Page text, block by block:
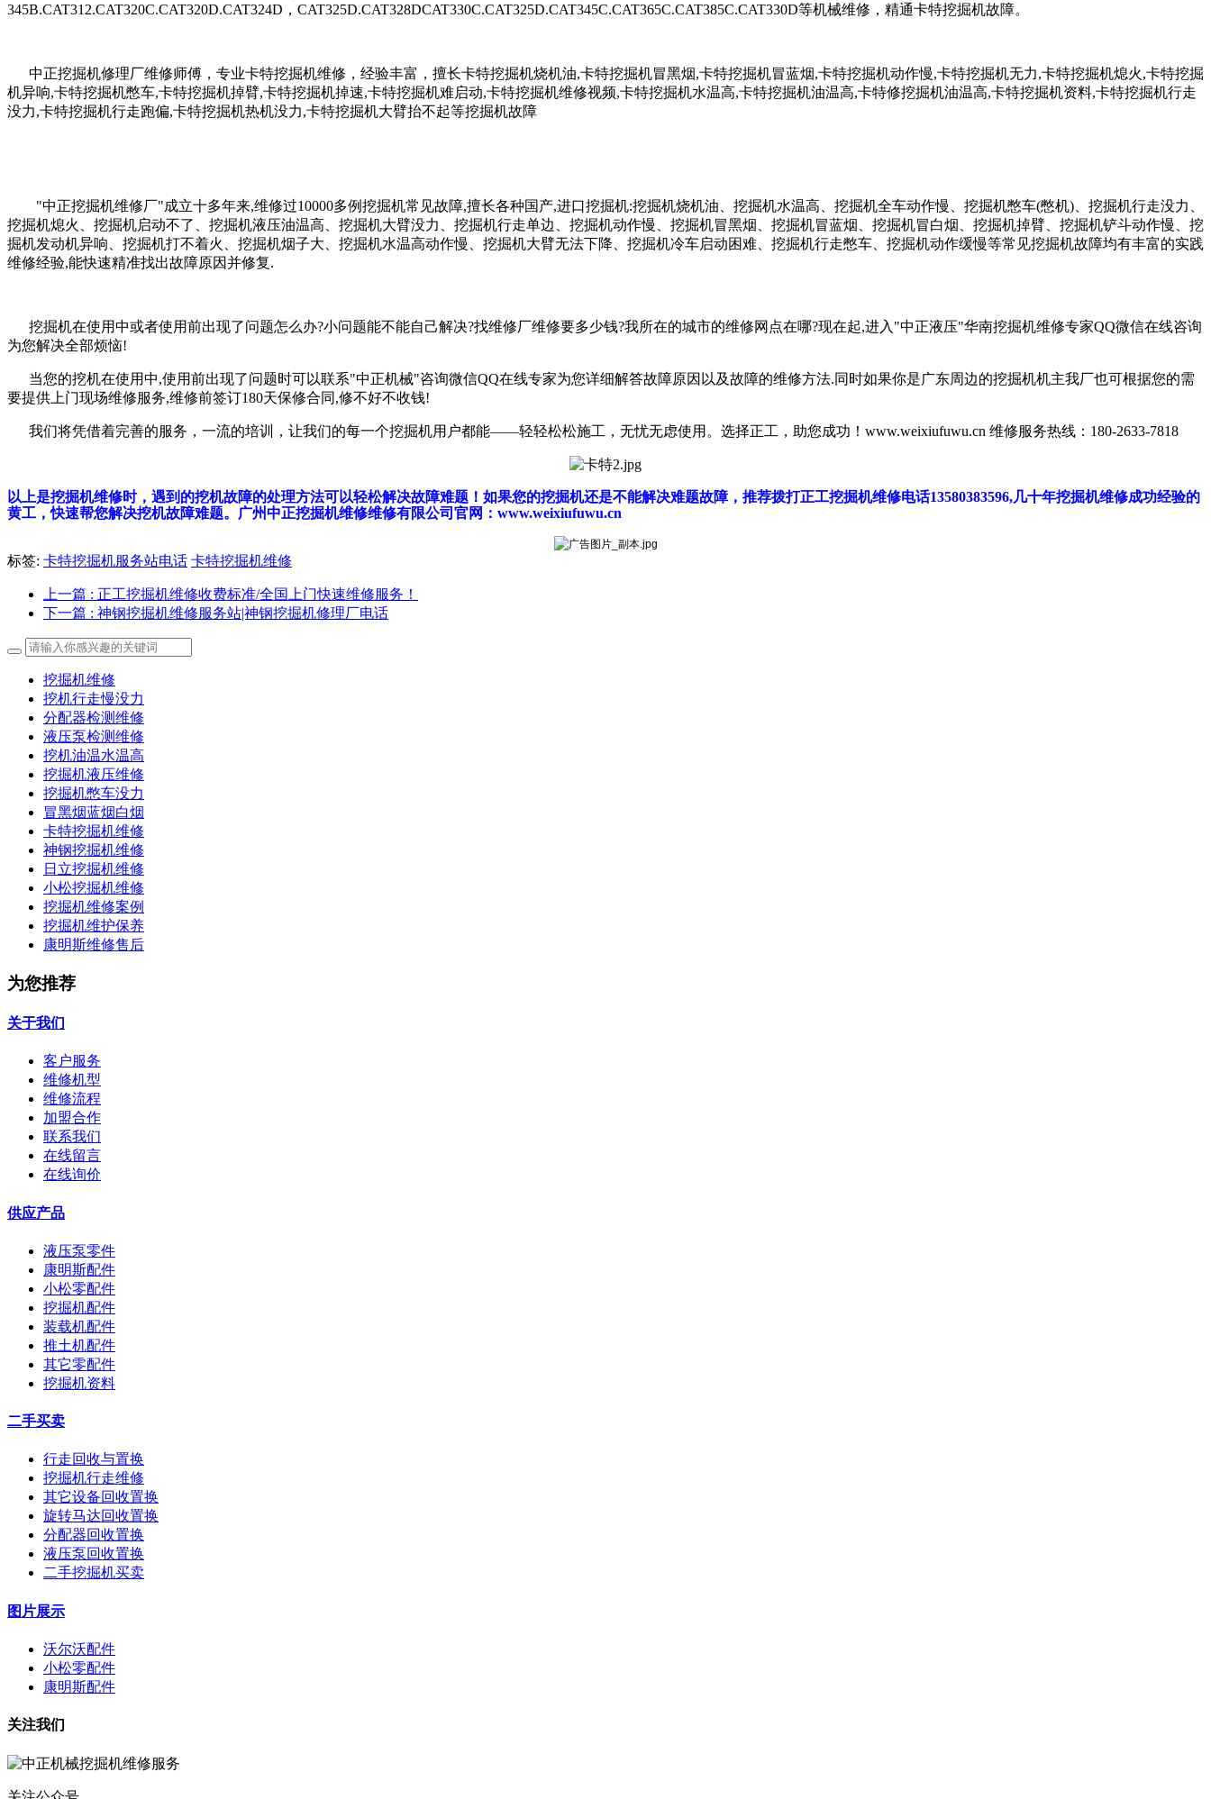
345B.CAT312.CAT320C.CAT320D.CAT324D，CAT325D.CAT328DCAT330C.CAT325D.CAT345C.CAT365C.CAT385C.CAT330D等机械维修，精通卡特挖掘机故障。
中正挖掘机修理厂维修师傅，专业卡特挖掘机维修，经验丰富，擅长卡特挖掘机烧机油,卡特挖掘机冒黑烟,卡特挖掘机冒蓝烟,卡特挖掘机动作慢,卡特挖掘机无力,卡特挖掘机熄火,卡特挖掘
机异响,卡特挖掘机憋车,卡特挖掘机掉臂,卡特挖掘机掉速,卡特挖掘机难启动,卡特挖掘机维修视频,卡特挖掘机水温高,卡特挖掘机油温高,卡特修挖掘机油温高,卡特挖掘机资料,卡特挖掘机行走
没力,卡特挖掘机行走跑偏,卡特挖掘机热机没力,卡特挖掘机大臂抬不起等挖掘机故障
"中正挖掘机维修厂"成立十多年来,维修过10000多例挖掘机常见故障,擅长各种国产,进口挖掘机:挖掘机烧机油、挖掘机水温高、挖掘机全车动作慢、挖掘机憋车(憋机)、挖掘机行走没力、
挖掘机熄火、挖掘机启动不了、挖掘机液压油温高、挖掘机大臂没力、挖掘机行走单边、挖掘机动作慢、挖掘机冒黑烟、挖掘机冒蓝烟、挖掘机冒白烟、挖掘机掉臂、挖掘机铲斗动作慢、挖
掘机发动机异响、挖掘机打不着火、挖掘机烟子大、挖掘机水温高动作慢、挖掘机大臂无法下降、挖掘机冷车启动困难、挖掘机行走憋车、挖掘机动作缓慢等常见挖掘机故障均有丰富的实践
维修经验,能快速精准找出故障原因并修复.
挖掘机在使用中或者使用前出现了问题怎么办?小问题能不能自己解决?找维修厂维修要多少钱?我所在的城市的维修网点在哪?现在起,进入"中正液压"华南挖掘机维修专家QQ微信在线咨询
为您解决全部烦恼!
当您的挖机在使用中,使用前出现了问题时可以联系"中正机械"咨询微信QQ在线专家为您详细解答故障原因以及故障的维修方法.同时如果你是广东周边的挖掘机机主我厂也可根据您的需
要提供上门现场维修服务,维修前签订180天保修合同,修不好不收钱!
我们将凭借着完善的服务，一流的培训，让我们的每一个挖掘机用户都能——轻轻松松施工，无忧无虑使用。选择正工，助您成功！www.weixiufuwu.cn 维修服务热线：180-2633-7818
以上是挖掘机维修时，遇到的挖机故障的处理方法可以轻松解决故障难题！如果您的挖掘机还是不能解决难题故障，推荐拨打正工挖掘机维修电话13580383596,几十年挖掘机维修成功经验的
黄工，快速帮您解决挖机故障难题。广州中正挖掘机维修维修有限公司官网：www.weixiufuwu.cn
标签: 卡特挖掘机服务站电话 卡特挖掘机维修
上一篇 : 正工挖掘机维修收费标准/全国上门快速维修服务！
下一篇 : 神钢挖掘机维修服务站|神钢挖掘机修理厂电话
挖掘机维修
挖机行走慢没力
分配器检测维修
液压泵检测维修
挖机油温水温高
挖掘机液压维修
挖掘机憋车没力
冒黑烟蓝烟白烟
卡特挖掘机维修
神钢挖掘机维修
日立挖掘机维修
小松挖掘机维修
挖掘机维修案例
挖掘机维护保养
康明斯维修售后
为您推荐
关于我们
客户服务
维修机型
维修流程
加盟合作
联系我们
在线留言
在线询价
供应产品
液压泵零件
康明斯配件
小松零配件
挖掘机配件
装载机配件
推土机配件
其它零配件
挖掘机资料
二手买卖
行走回收与置换
挖掘机行走维修
其它设备回收置换
旋转马达回收置换
分配器回收置换
液压泵回收置换
二手挖掘机买卖
图片展示
沃尔沃配件
小松零配件
康明斯配件
关注我们